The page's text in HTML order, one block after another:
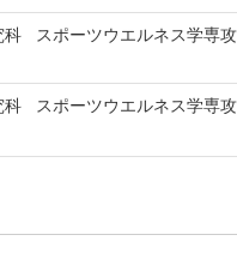
科 スポーツウエルネス学専
科 スポーツウエルネス学専